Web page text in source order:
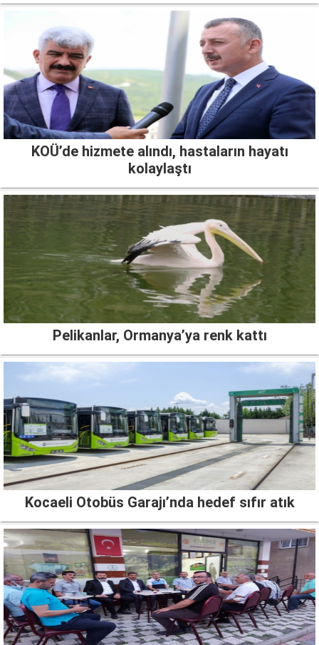
KOÜ’de hizmete alındı, hastaların hayatı
kolaylaştı
Pelikanlar, Ormanya’ya renk kattı
Kocaeli Otobüs Garajı’nda hedef sıfır atık